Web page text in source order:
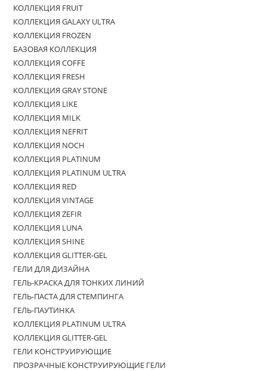
КОЛЛЕКЦИЯ FRUIT
КОЛЛЕКЦИЯ GALAXY ULTRA
КОЛЛЕКЦИЯ FROZEN
БАЗОВАЯ КОЛЛЕКЦИЯ
КОЛЛЕКЦИЯ COFFE
КОЛЛЕКЦИЯ FRESH
КОЛЛЕКЦИЯ GRAY STONE
КОЛЛЕКЦИЯ LIKE
КОЛЛЕКЦИЯ MILK
КОЛЛЕКЦИЯ NEFRIT
КОЛЛЕКЦИЯ NOCH
КОЛЛЕКЦИЯ PLATINUM
КОЛЛЕКЦИЯ PLATINUM ULTRA
КОЛЛЕКЦИЯ RED
КОЛЛЕКЦИЯ VINTAGE
КОЛЛЕКЦИЯ ZEFIR
КОЛЛЕКЦИЯ LUNA
КОЛЛЕКЦИЯ SHINE
КОЛЛЕКЦИЯ GLITTER-GEL
ГЕЛИ ДЛЯ ДИЗАЙНА
ГЕЛЬ-КРАСКА ДЛЯ ТОНКИХ ЛИНИЙ
ГЕЛЬ-ПАСТА ДЛЯ СТЕМПИНГА
ГЕЛЬ-ПАУТИНКА
КОЛЛЕКЦИЯ PLATINUM ULTRA
КОЛЛЕКЦИЯ GLITTER-GEL
ГЕЛИ КОНСТРУИРУЮЩИЕ
ПРОЗРАЧНЫЕ КОНСТРУИРУЮЩИЕ ГЕЛИ